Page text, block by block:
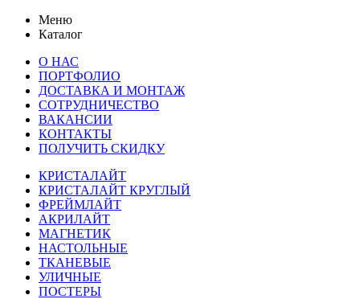
Меню
Каталог
О НАС
ПОРТФОЛИО
ДОСТАВКА И МОНТАЖ
СОТРУДНИЧЕСТВО
ВАКАНСИИ
КОНТАКТЫ
ПОЛУЧИТЬ СКИДКУ
КРИСТАЛАЙТ
КРИСТАЛАЙТ КРУГЛЫЙ
ФРЕЙМЛАЙТ
АКРИЛАЙТ
МАГНЕТИК
НАСТОЛЬНЫЕ
ТКАНЕВЫЕ
УЛИЧНЫЕ
ПОСТЕРЫ